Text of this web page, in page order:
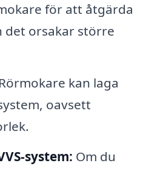
för att åtgärda
det orsakar större
Rörmokare kan laga
oavsett
system: Om du